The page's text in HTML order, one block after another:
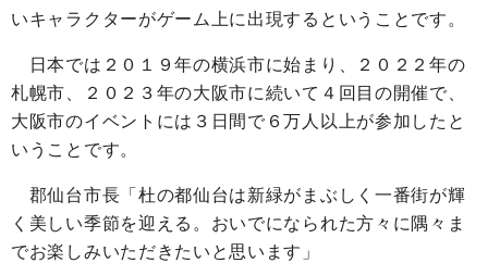
いキャラクターがゲーム上に出現するということです。
日本では２０１９年の横浜市に始まり、２０２２年の
札幌市、２０２３年の大阪市に続いて４回目の開催で、
大阪市のイベントには３日間で６万人以上が参加したと
いうことです。
郡仙台市長「杜の都仙台は新緑がまぶしく一番街が輝
く美しい季節を迎える。おいでになられた方々に隅々ま
でお楽しみいただきたいと思います」